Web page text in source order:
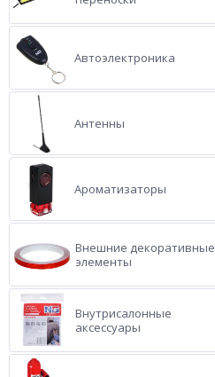
Автоэлектроника
Антенны
Ароматизаторы
Внешние декоративные
элементы
Внутрисалонные
аксессуары